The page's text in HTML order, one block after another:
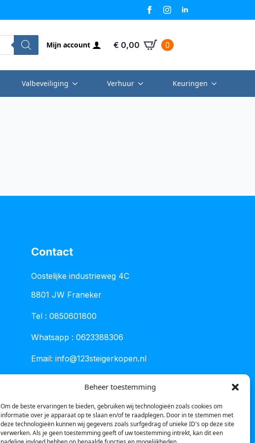
Beheer toestemming
Om de beste ervaringen te bieden, gebruiken wij technologieën zoals cookies om
informatie over je apparaat op te slaan en/of te raadplegen. Door in te stemmen met
deze technologieën kunnen wij gegevens zoals surfgedrag of unieke ID's op deze site
verwerken. Als je geen toestemming geeft of uw toestemming intrekt, kan dit een
Mijn account € 0,00 0
Valbeveiliging Verhuur Keuringen
Contact
Oostelijke industrieweg 4C
8801 JW Franeker
Tel : 0850601800
Whatsapp : 0623388306
Email: info@123steigerkopen.nl